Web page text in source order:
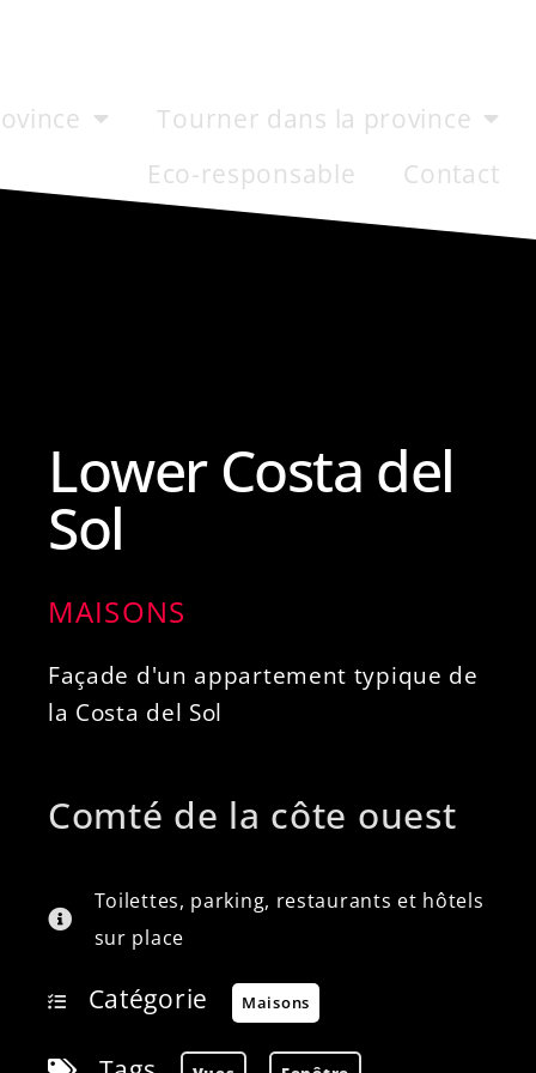
Tourner dans la province
Eco-responsable
Contact
Lower Costa del
Sol
MAISONS
Façade d'un appartement typique de
la Costa del Sol
Comté de la côte ouest
Toilettes, parking, restaurants et hôtels
sur place
Catégorie Maisons